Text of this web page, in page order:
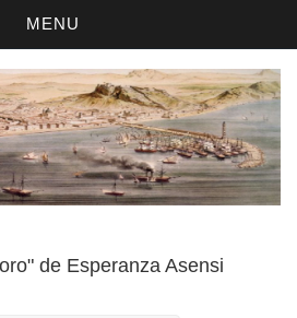
MENU
de Esperanza Asensi